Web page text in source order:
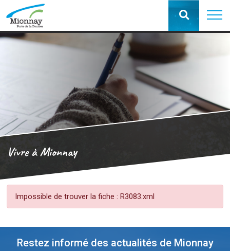
Vivre à Mionnay
Impossible de trouver la fiche : R3083.xml
Restez informé des actualités de Mionnay